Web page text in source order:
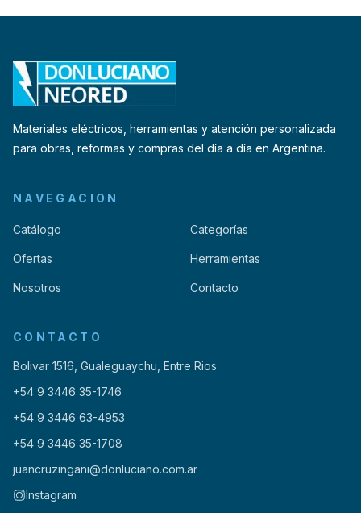
Materiales eléctricos, herramientas y atención personalizada
para obras, reformas y compras del día a día en Argentina.
NAVEGACION
Catálogo Categorías
Ofertas Herramientas
Nosotros Contacto
CONTACTO
Bolivar 1516, Gualeguaychu, Entre Rios
+54 9 3446 35-1746
+54 9 3446 63-4953
+54 9 3446 35-1708
juancruzingani@donluciano.com.ar
Instagram